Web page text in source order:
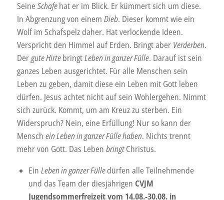
Seine Schafehat er im Blick. Er kümmert sich um diese.
In Abgrenzung von einem Dieb. Dieser kommt wie ein
Wolf im Schafspelz daher. Hat verlockende Ideen.
Verspricht den Himmel auf Erden. Bringt aber Verderben.
Dergute HirtebringtLeben in ganzer Fülle. Darauf ist sein
ganzes Leben ausgerichtet. Für alle Menschen sein
Leben zu geben, damit diese ein Leben mit Gott leben
dürfen. Jesus achtet nicht auf sein Wohlergehen. Nimmt
sich zurück. Kommt, um am Kreuz zu sterben. Ein
Widerspruch? Nein, eine Erfüllung! Nur so kann der
Mensch ein Leben in ganzer Fülle haben. Nichts trennt
mehr von Gott. Das Leben bringtChristus.
Ein Leben in ganzer Fülledürfen alle Teilnehmende
und das Team der diesjährigen CVJM
Jugendsommerfreizeit vom 14.08.-30.08. in